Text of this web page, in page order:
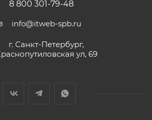
8 800 301-79-48
info@itweb-spb.ru
г. Санкт-Петербург,
ул, 69